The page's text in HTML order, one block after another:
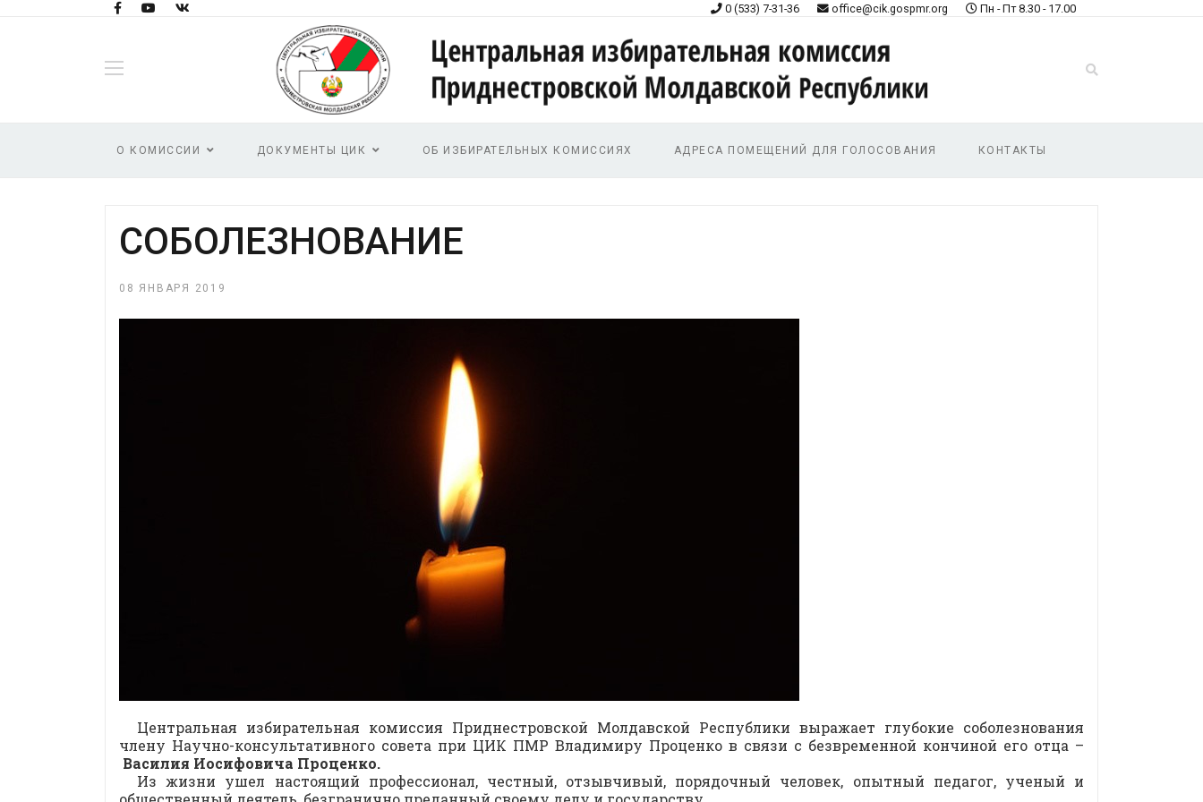
0 (533) 7-31-36 office@cik.gospmr.org Пн - Пт 8.30 - 17.00
О КОМИССИИ ДОКУМЕНТЫ ЦИК ОБ ИЗБИРАТЕЛЬНЫХ КОМИССИЯХ АДРЕСА ПОМЕЩЕНИЙ ДЛЯ ГОЛОСОВАНИЯ КОНТАКТЫ
СОБОЛЕЗНОВАНИЕ
08 ЯНВАРЯ 2019
Центральная избирательная комиссия Приднестровской Молдавской Республики выражает глубокие соболезнования
члену Научно-консультативного совета при ЦИК ПМР Владимиру Проценко в связи с безвременной кончиной его отца –
Василия Иосифовича Проценко.
Из жизни ушел настоящий профессионал, честный, отзывчивый, порядочный человек, опытный педагог, ученый и